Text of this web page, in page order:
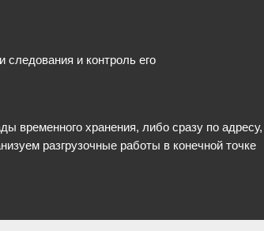
временного хранения, либо сразу по адресу,
разгрузочные работы в конечной точке
следования и контроль его